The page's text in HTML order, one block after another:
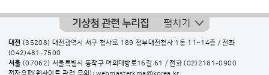
기상청 관련 누리집 펼치기
대전 (35208) 대전광역시 서구 청사로 189 정부대전청사 1동 11~14층 / 전화
(042)481-7500
서울 (07062) 서울특별시 동작구 여의대방로16길 61 / 전화(02)2181-0900